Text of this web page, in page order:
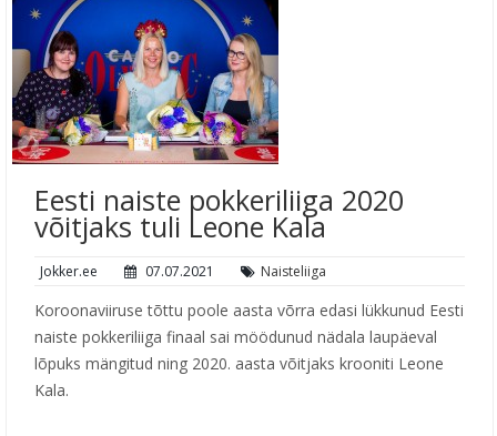
Eesti naiste pokkeriliiga 2020
võitjaks tuli Leone Kala
Jokker.ee 07.07.2021 Naisteliiga
Koroonaviiruse tõttu poole aasta võrra edasi lükkunud Eesti
naiste pokkeriliiga finaal sai möödunud nädala laupäeval
lõpuks mängitud ning 2020. aasta võitjaks krooniti Leone
Kala.